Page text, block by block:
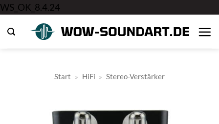
WS_OK_8.4.24
springen
Start » HiFi » Stereo-Verstärker